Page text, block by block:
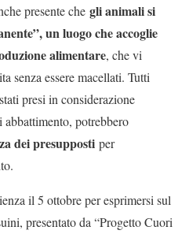
presente che gli animali si
un luogo che accoglie
alimentare, che vi
senza essere macellati. Tutti
presi in considerazione
abbattimento, potrebbero
dei presupposti per
il 5 ottobre per esprimersi sul
presentato da “Progetto Cuori